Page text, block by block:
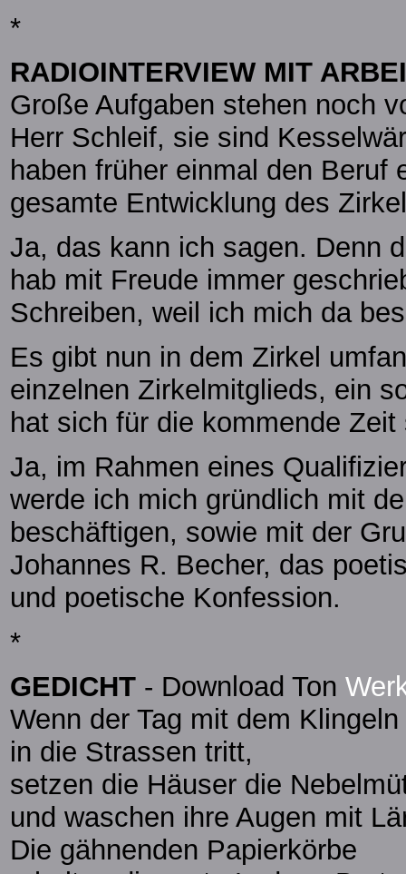
*
RADIOINTERVIEW MIT
Große Aufgaben stehen noch
Herr Schleif, sie sind
haben früher einmal den Beruf
gesamte Entwicklung des
Ja, das kann ich sagen. Denn
hab mit Freude immer
Schreiben, weil ich mich da
Es gibt nun in dem Zirkel
einzelnen Zirkelmitglieds, ein
hat sich für die kommende
Ja, im Rahmen eines
werde ich mich gründlich mit
beschäftigen, sowie mit der
Johannes R. Becher, das
und poetische Konfession.
*
GEDICHT - Download Ton
Wenn der Tag mit dem
in die Strassen tritt,
setzen die Häuser die
und waschen ihre Augen mit
Die gähnenden Papierkörbe